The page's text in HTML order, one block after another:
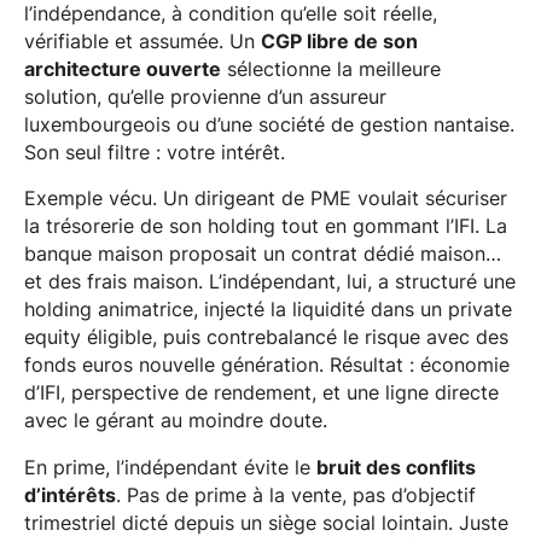
l’indépendance, à condition qu’elle soit réelle,
vérifiable et assumée. Un CGP libre de son
architecture ouverte sélectionne la meilleure
solution, qu’elle provienne d’un assureur
luxembourgeois ou d’une société de gestion nantaise.
Son seul filtre : votre intérêt.
Exemple vécu. Un dirigeant de PME voulait sécuriser
la trésorerie de son holding tout en gommant l’IFI. La
banque maison proposait un contrat dédié maison…
et des frais maison. L’indépendant, lui, a structuré une
holding animatrice, injecté la liquidité dans un private
equity éligible, puis contrebalancé le risque avec des
fonds euros nouvelle génération. Résultat : économie
d’IFI, perspective de rendement, et une ligne directe
avec le gérant au moindre doute.
En prime, l’indépendant évite le bruit des conflits
d’intérêts. Pas de prime à la vente, pas d’objectif
trimestriel dicté depuis un siège social lointain. Juste